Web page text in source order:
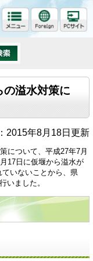
溢水対策に
2015年8月18日更新
について、平成27年7月
17日に仮堰から溢水が
いないことから、県
いました。